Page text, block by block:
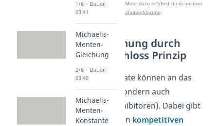
Studyflix zu verbessern. Mehr dazu erfährst du in unserer
Datenschutzerklärung.
Enzymhemmung durch
Schlüssel Schloss Prinzip
Nicht nur Substrate können an das
Enzym binden, sondern auch
Hemmstoffe (Inhibitoren). Dabei gibt
es zwei Arten: den kompetitiven
1/6 – Dauer:
03:41
Michaelis-
Menten-
Gleichung
2/6 – Dauer:
03:40
Michaelis-
Menten-
Konstante